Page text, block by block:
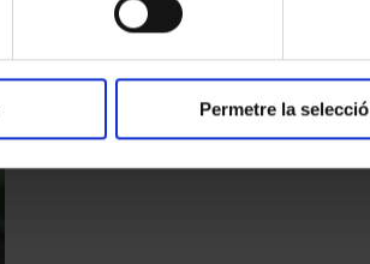
Permetre la selecció